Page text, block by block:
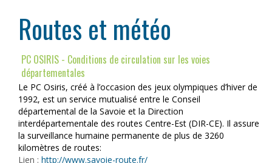
Routes et météo
PC OSIRIS - Conditions de circulation sur les voies
départementales
Le PC Osiris, créé à l’occasion des jeux olympiques d’hiver de
1992, est un service mutualisé entre le Conseil
départemental de la Savoie et la Direction
interdépartementale des routes Centre-Est (DIR-CE). Il assure
la surveillance humaine permanente de plus de 3260
kilomètres de routes:
Lien : http://www.savoie-route.fr/